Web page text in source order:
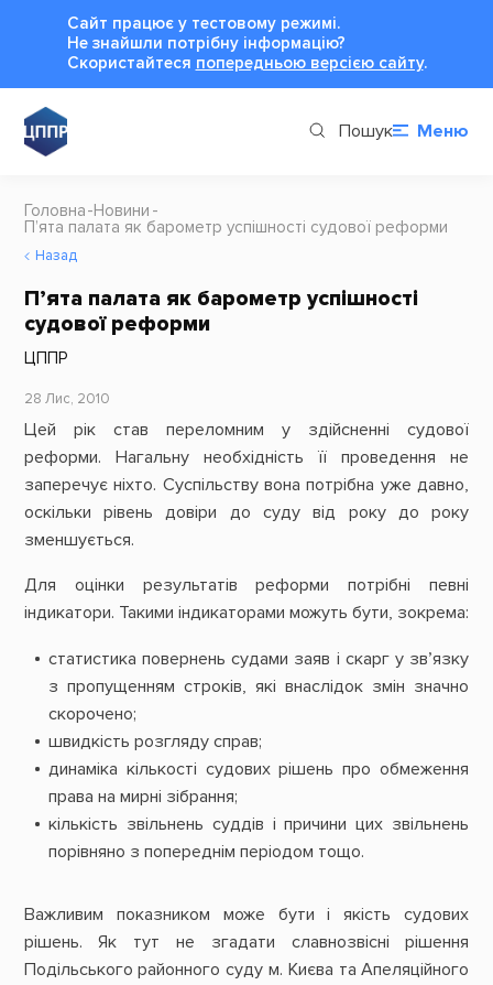
Сайт працює у тестовому режимі.
Не знайшли потрібну інформацію?
Cкористайтеся попередньою версією сайту.
Пошук Меню
Головна Новини
П’ята палата як барометр успішності судової реформи
Назад
П’ята палата як барометр успішності
судової реформи
ЦППР
28 Лис, 2010
Цей рік став переломним у здійсненні судової
реформи. Нагальну необхідність її проведення не
заперечує ніхто. Суспільству вона потрібна уже давно,
оскільки рівень довіри до суду від року до року
зменшується.
Для оцінки результатів реформи потрібні певні
індикатори. Такими індикаторами можуть бути, зокрема:
статистика повернень судами заяв і скарг у зв’язку
з пропущенням строків, які внаслідок змін значно
скорочено;
швидкість розгляду справ;
динаміка кількості судових рішень про обмеження
права на мирні зібрання;
кількість звільнень суддів і причини цих звільнень
порівняно з попереднім періодом тощо.
Важливим показником може бути і якість судових
рішень. Як тут не згадати славнозвісні рішення
Подільського районного суду м. Києва та Апеляційного